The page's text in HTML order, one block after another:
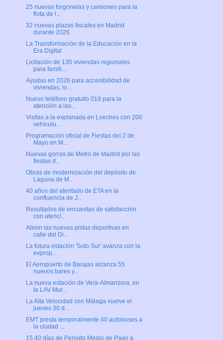
25 nuevas furgonetas y camiones para la
flota de l...
32 nuevas plazas fiscales en Madrid
durante 2026
La Transformación de la Educación en la
Era Digital
Licitación de 130 viviendas regionales
para famili...
Ayudas en 2026 para accesibilidad de
viviendas, lo...
Nuevo teléfono gratuito 018 para la
atención a las...
Visitas a la explanada en Loeches con 200
vehículo...
Programación oficial de Fiestas del 2 de
Mayo en M...
Nuevas gorras de Metro de Madrid por las
fiestas d...
Obras de modernización del depósito de
Laguna de M...
40 años del atentado de ETA en la
confluencia de J...
Resultados de encuestas de satisfacción
con atenci...
Abren las nuevas pistas deportivas en
calle del Di...
La futura estación 'Soto Sur' avanza con la
exprop...
El Aeropuerto de Barajas alcanza 55
nuevos bares y...
La nueva estación de Vera-Almanzora, en
la LAV Mur...
La Alta Velocidad con Málaga vuelve el
jueves 30 d...
EMT presta temporalmente 40 autobuses a
la ciudad ...
15,40 días de Periodo Medio de Pago a